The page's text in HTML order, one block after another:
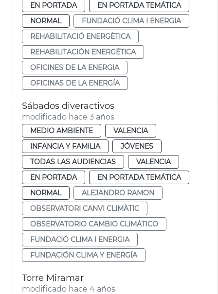
EN PORTADA
EN PORTADA TEMÁTICA
NORMAL
FUNDACIÓ CLIMA I ENERGIA
REHABILITACIÓ ENERGÈTICA
REHABILITACIÓN ENERGÉTICA
OFICINES DE LA ENERGIA
OFICINAS DE LA ENERGÍA
Sábados diveractivos
modificado hace 3 años
MEDIO AMBIENTE
VALENCIA
INFANCIA Y FAMILIA
JÓVENES
TODAS LAS AUDIENCIAS
VALENCIA
EN PORTADA
EN PORTADA TEMÁTICA
NORMAL
ALEJANDRO RAMON
OBSERVATORI CANVI CLIMÀTIC
OBSERVATORIO CAMBIO CLIMÁTICO
FUNDACIÓ CLIMA I ENERGIA
FUNDACIÓN CLIMA Y ENERGÍA
Torre Miramar
modificado hace 4 años